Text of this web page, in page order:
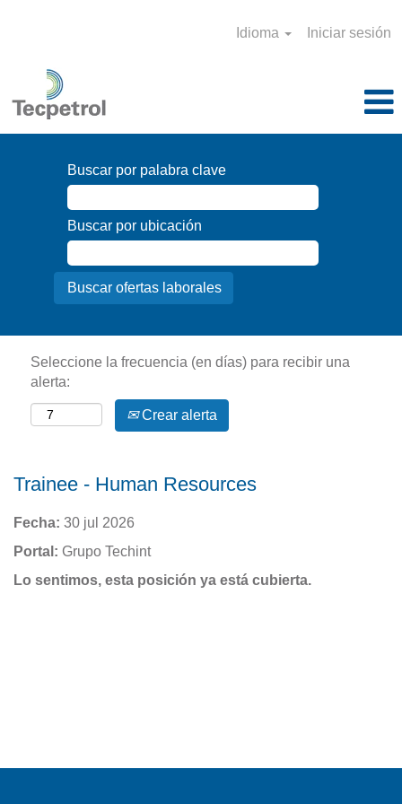
Idioma Iniciar sesión
Buscar por palabra clave
Buscar por ubicación
Seleccione la frecuencia (en días) para recibir una
alerta:
Crear alerta
Trainee - Human Resources
Fecha: 30 jul 2026
Portal: Grupo Techint
Lo sentimos, esta posición ya está cubierta.